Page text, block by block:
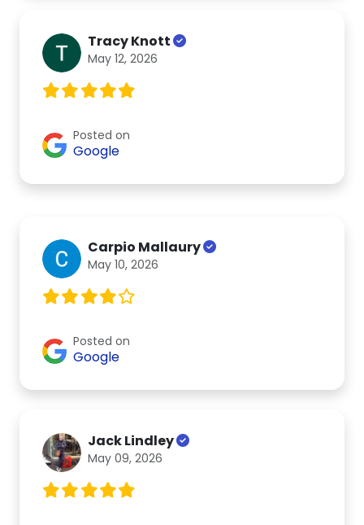
Tracy Knott
May 12, 2026
Posted on
Google
Carpio Mallaury
May 10, 2026
Posted on
Google
Jack Lindley
May 09, 2026